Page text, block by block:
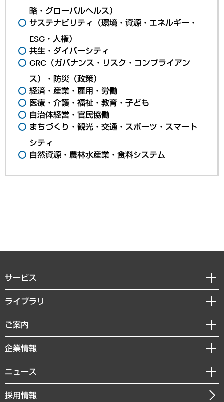
略・グローバルヘルス）
サステナビリティ（環境・資源・エネルギー・
ESG・人権）
共生・ダイバーシティ
GRC（ガバナンス・リスク・コンプライアン
ス）・防災（政策）
経済・産業・雇用・労働
医療・介護・福祉・教育・子ども
自治体経営・官民協働
まちづくり・観光・交通・スポーツ・スマート
シティ
自然資源・農林水産業・食料システム
サービス
経営戦略
組織・人事戦略
デジタルイノベーション
共生・ダイバーシティ
GRC（ガバナンス・リスク・コンプライアンス）・防災（政策）
経済・産業・雇用・労働
ライブラリ
経済調査
レポート
コラム
経営用語集
ご案内
セミナー・イベント情報
MUFGビジネスセミナー
受託案件情報
企業情報
私たちの想い
社長メッセージ
会社概要
ニュース
ニュースリリース
採用情報